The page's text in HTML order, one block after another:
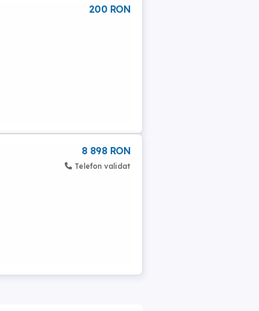
200 RON
8 898 RON
Telefon validat